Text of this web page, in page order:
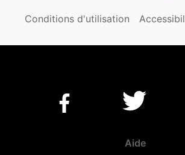
Conditions d'utilisation
Aide